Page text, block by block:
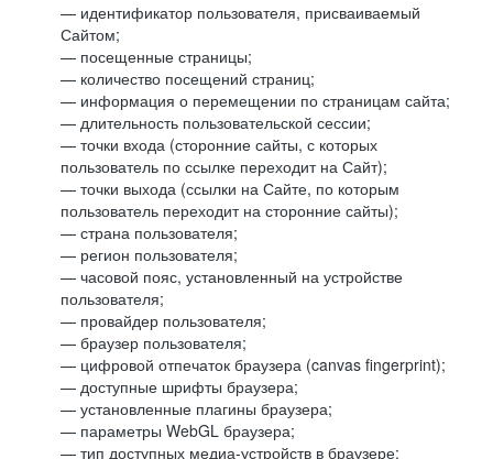
— идентификатор пользователя, присваиваемый
Сайтом;
— посещенные страницы;
— количество посещений страниц;
— информация о перемещении по страницам сайта;
— длительность пользовательской сессии;
— точки входа (сторонние сайты, с которых
пользователь по ссылке переходит на Сайт);
— точки выхода (ссылки на Сайте, по которым
пользователь переходит на сторонние сайты);
— страна пользователя;
— регион пользователя;
— часовой пояс, установленный на устройстве
пользователя;
— провайдер пользователя;
— браузер пользователя;
— цифровой отпечаток браузера (canvas fingerprint);
— доступные шрифты браузера;
— установленные плагины браузера;
— параметры WebGL браузера;
— тип доступных медиа-устройств в браузере;